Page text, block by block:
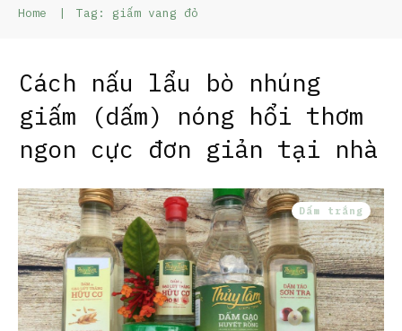
Home | Tag: giấm vang đỏ
Cách nấu lẩu bò nhúng
giấm (dấm) nóng hổi thơm
ngon cực đơn giản tại nhà
Dấm trắng